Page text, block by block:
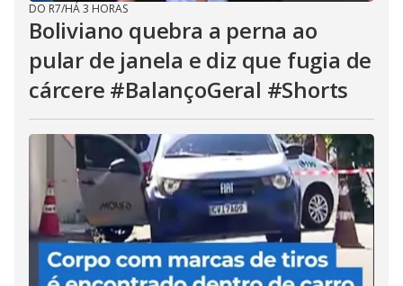
DO R7/HÁ 3 HORAS
Boliviano quebra a perna ao
pular de janela e diz que fugia de
cárcere #BalançoGeral #Shorts